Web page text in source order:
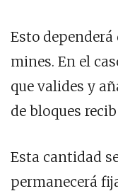
Esto
mines. En el
que valides y
de bloques
Esta cantidad
permanecerá